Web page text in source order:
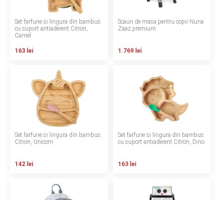
Depozit
Q & A
Politica de confidentialitate
Politica de utilizare cookie-uri
Modalitati de plata
Garantia produselor
Set farfurie si lingura din bambus
cu suport antiaderent Citron,
Camel
163 lei
Scaun de masa pentru copii Nuna
Zaaz premium
1.769 lei
Set farfurie si lingura din bambus
Citron, Unicorn
142 lei
Set farfurie si lingura din bambus
cu suport antiaderent Citron, Dino
163 lei